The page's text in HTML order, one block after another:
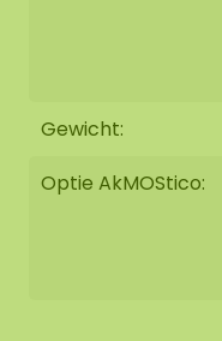
Gewicht:
Optie AkMOStico: